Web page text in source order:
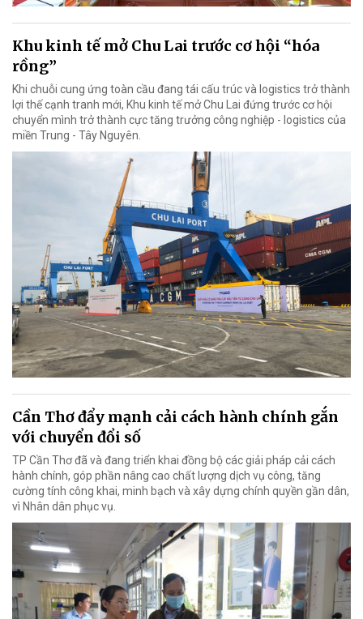
Khu kinh tế mở Chu Lai trước cơ hội “hóa
rồng”
Khi chuỗi cung ứng toàn cầu đang tái cấu trúc và logistics trở thành
lợi thế cạnh tranh mới, Khu kinh tế mở Chu Lai đứng trước cơ hội
chuyển mình trở thành cực tăng trưởng công nghiệp - logistics của
miền Trung - Tây Nguyên.
Cần Thơ đẩy mạnh cải cách hành chính gắn
với chuyển đổi số
TP Cần Thơ đã và đang triển khai đồng bộ các giải pháp cải cách
hành chính, góp phần nâng cao chất lượng dịch vụ công, tăng
cường tính công khai, minh bạch và xây dựng chính quyền gần dân,
vì Nhân dân phục vụ.